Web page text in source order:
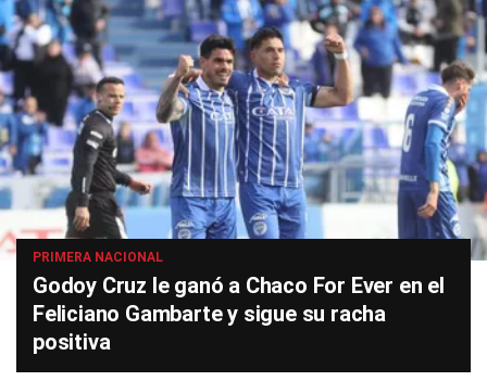
PRIMERA NACIONAL
Godoy Cruz le ganó a Chaco For Ever en el
Feliciano Gambarte y sigue su racha
positiva